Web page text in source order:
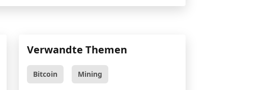
Verwandte Themen
Bitcoin Mining